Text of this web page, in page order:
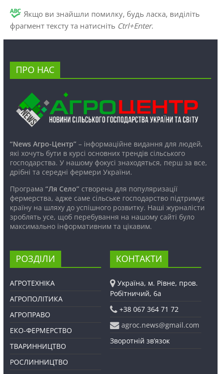
Якщо ви знайшли помилку, будь ласка, виділіть
фрагмент тексту та натисніть Ctrl+Enter.
ПРО НАС
“News Агро-Центр”– інформаційне видання для людей,
які хочуть бути в курсі основних трендів сільського
господарства. У нашому фокусі знаходяться, перш за все,
дрібні та середні фермери України.
Програма “Ля Село”створена для популяризації
фермерства, адже саме сільське господарство підтримує
країну на шляху до успішного розвитку. Наші журналісти
зроблять усе, щоб перебування на нашому сайті було
максимально інформативним та цікавим.
РОЗДІЛИ
АГРОТЕХНІКА
АГРОПОЛІТИКА
АГРОПРАВО
ЕКО-ФЕРМЕРСТВО
ТВАРИННИЦТВО
РОСЛИННИЦТВО
КОНТАКТИ
Україна, м. Рівне, пров.
Робітничий, 6а
+38 067 364 71 72
agroc.news@gmail.com
Зворотній зв’язок